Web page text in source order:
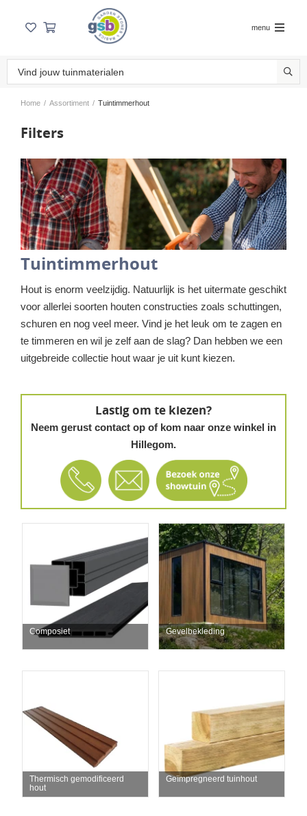
menu
Home / Assortiment / Tuintimmerhout
Filters
Tuintimmerhout
Hout is enorm veelzijdig. Natuurlijk is het uitermate geschikt
voor allerlei soorten houten constructies zoals schuttingen,
schuren en nog veel meer. Vind je het leuk om te zagen en
te timmeren en wil je zelf aan de slag? Dan hebben we een
uitgebreide collectie hout waar je uit kunt kiezen.
Lastig om te kiezen?
Neem gerust contact op of kom naar onze winkel in
Hillegom.
Composiet Gevelbekleding
Thermisch gemodificeerd
hout
Geïmpregneerd tuinhout